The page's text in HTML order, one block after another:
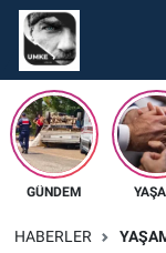
GÜNDEM
HABERLER
Gündem
Ekonomi
Spor
Nöbetçi
Hava
Namaz